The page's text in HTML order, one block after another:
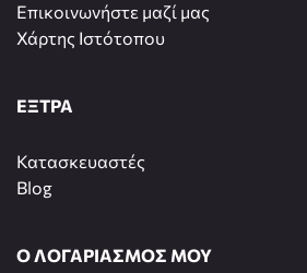
Επικοινωνήστε μαζί μας
Χάρτης Ιστότοπου
ΕΞΤΡΑ
Κατασκευαστές
Blog
Ο ΛΟΓΑΡΙΑΣΜΟΣ ΜΟΥ